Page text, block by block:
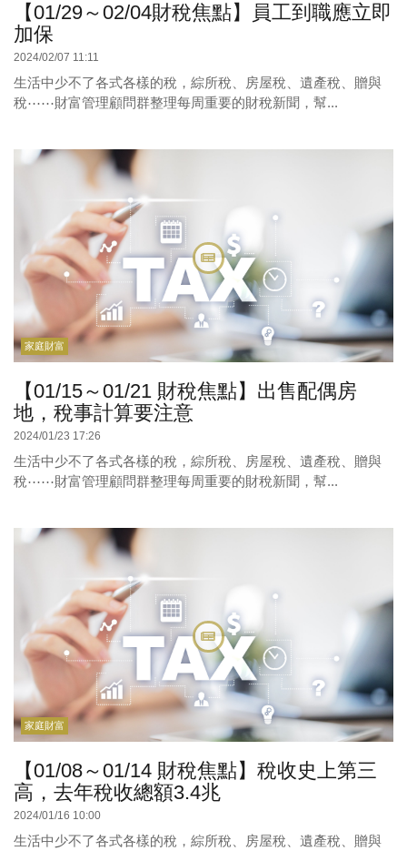
【01/29～02/04財稅焦點】員工到職應立即
加保
2024/02/07 11:11
生活中少不了各式各樣的稅，綜所稅、房屋稅、遺產稅、贈與
稅⋯⋯財富管理顧問群整理每周重要的財稅新聞，幫...
家庭財富
【01/15～01/21 財稅焦點】出售配偶房
地，稅事計算要注意
2024/01/23 17:26
生活中少不了各式各樣的稅，綜所稅、房屋稅、遺產稅、贈與
稅⋯⋯財富管理顧問群整理每周重要的財稅新聞，幫...
家庭財富
【01/08～01/14 財稅焦點】稅收史上第三
高，去年稅收總額3.4兆
2024/01/16 10:00
生活中少不了各式各樣的稅，綜所稅、房屋稅、遺產稅、贈與